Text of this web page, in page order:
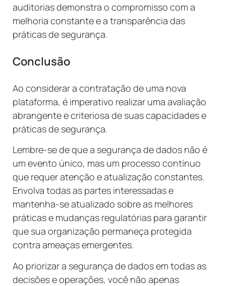
auditorias demonstra o compromisso com a
melhoria constante e a transparência das
práticas de segurança.
Conclusão
Ao considerar a contratação de uma nova
plataforma, é imperativo realizar uma avaliação
abrangente e criteriosa de suas capacidades e
práticas de segurança.
Lembre-se de que a segurança de dados não é
um evento único, mas um processo contínuo
que requer atenção e atualização constantes.
Envolva todas as partes interessadas e
mantenha-se atualizado sobre as melhores
práticas e mudanças regulatórias para garantir
que sua organização permaneça protegida
contra ameaças emergentes.
Ao priorizar a segurança de dados em todas as
decisões e operações, você não apenas